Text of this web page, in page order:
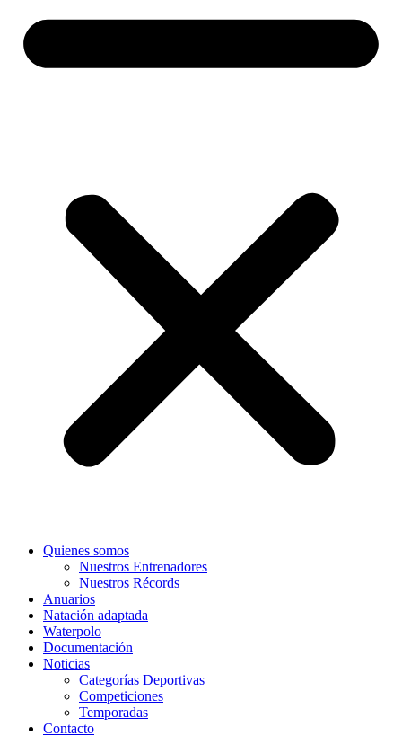
Quienes somos
Nuestros Entrenadores
Nuestros Récords
Anuarios
Natación adaptada
Waterpolo
Documentación
Noticias
Categorías Deportivas
Competiciones
Temporadas
Contacto